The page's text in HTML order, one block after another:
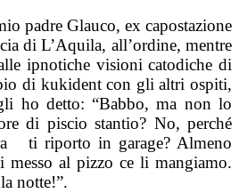
padre Glauco, ex capostazione
di L’Aquila, all’ordine, mentre
ipnotiche visioni catodiche di
di kukident con gli altri ospiti,
ho detto: “Babbo, ma non lo
di piscio stantio? No, perché
ti riporto in garage? Almeno
messo al pizzo ce li mangiamo.
notte!”.